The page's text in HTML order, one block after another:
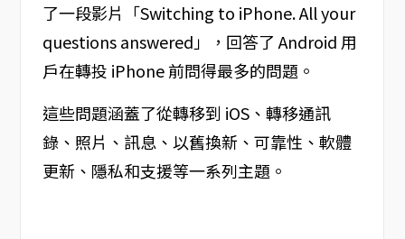
了一段影片「Switching to iPhone. All your
questions answered」，回答了 Android 用
戶在轉投 iPhone 前問得最多的問題。
這些問題涵蓋了從轉移到 iOS、轉移通訊
錄、照片、訊息、以舊換新、可靠性、軟體
更新、隱私和支援等一系列主題。